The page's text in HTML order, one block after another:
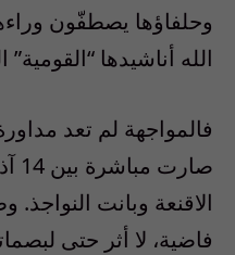
وحلفاؤها يصطفّون
الله أناشيدها
فاضية، لا أثر حتى